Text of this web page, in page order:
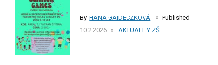
By HANA GAIDECZKOVÁ
Published
10.2.2026
AKTUALITY ZŠ